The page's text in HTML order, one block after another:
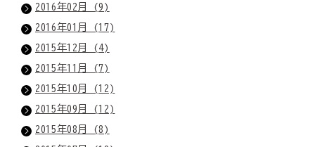
2016年02月 (9)
2016年01月 (17)
2015年12月 (4)
2015年11月 (7)
2015年10月 (12)
2015年09月 (12)
2015年08月 (8)